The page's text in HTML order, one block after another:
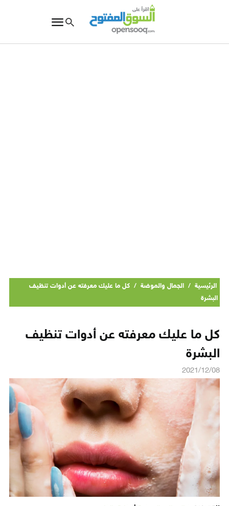
الرئيسية / الجمال والموضة / كل ما عليك معرفته عن أدوات تنظيف
البشرة
كل ما عليك معرفته عن أدوات تنظيف
البشرة
2021/12/08